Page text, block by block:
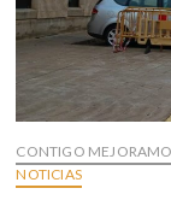
CONTIGO
NOTICIAS